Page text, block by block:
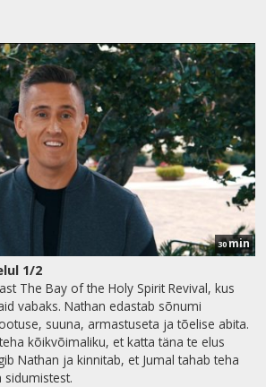
30min
1/2
The Bay of the Holy Spirit Revival, kus
vabaks. Nathan edastab sõnumi
suuna, armastuseta ja tõelise abita.
kõikvõimaliku, et katta täna te elus
Nathan ja kinnitab, et Jumal tahab teha